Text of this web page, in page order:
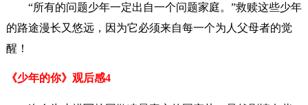
“所有的问题少年一定出自一个问题家庭。”救赎这些少年
的路途漫长又悠远，因为它必须来自每一个为人父母者的觉
醒！
《少年的你》观后感4